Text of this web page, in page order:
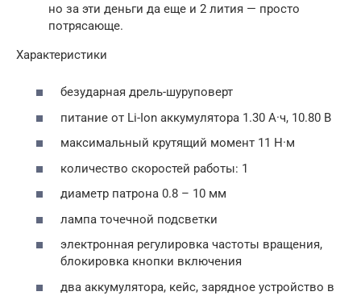
но за эти деньги да еще и 2 лития — просто
потрясающе.
Характеристики
безударная дрель-шуруповерт
питание от Li-Ion аккумулятора 1.30 А·ч, 10.80 В
максимальный крутящий момент 11 Н·м
количество скоростей работы: 1
диаметр патрона 0.8 – 10 мм
лампа точечной подсветки
электронная регулировка частоты вращения,
блокировка кнопки включения
два аккумулятора, кейс, зарядное устройство в